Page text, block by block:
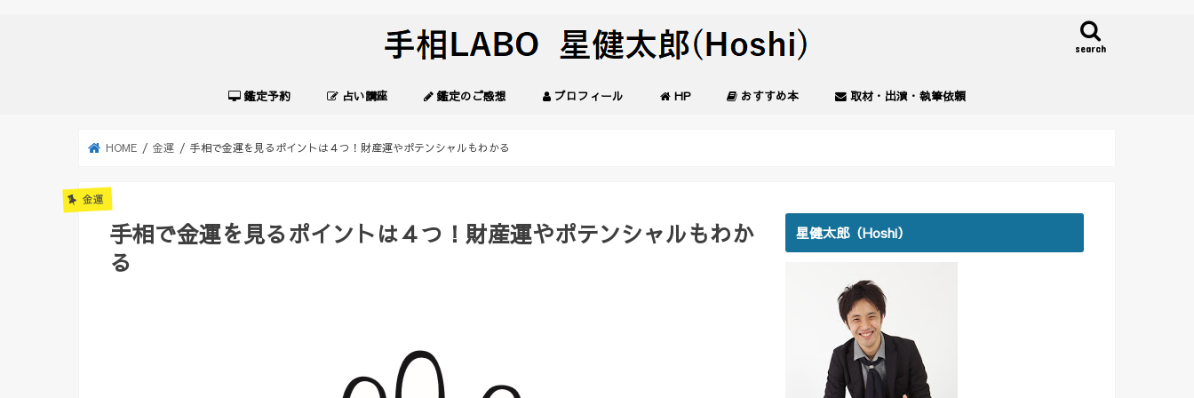
search
鑑定予約 占い講座 鑑定のご感想 プロフィール HP おすすめ本 取材・出演・執筆依頼
HOME 金運 手相で金運を見るポイントは４つ！財産運やポテンシャルもわかる
金運
手相で金運を見るポイントは４つ！財産運やポテンシャルもわか
る
星健太郎（Hoshi）